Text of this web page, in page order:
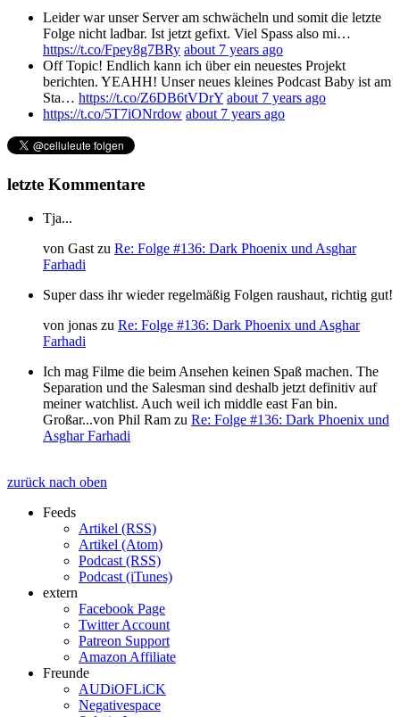
Leider war unser Server am schwächeln und somit die letzte
Folge nicht ladbar. Ist jetzt gefixt. Viel Spass also mi…
https://t.co/Fpey8g7BRy about 7 years ago
Off Topic! Endlich kann ich über ein neuestes Projekt
berichten. YEAHH! Unser neues kleines Podcast Baby ist am
Sta… https://t.co/Z6DB6tVDrY about 7 years ago
https://t.co/5T7iONrdow about 7 years ago
letzte Kommentare
Tja...
von Gast zu Re: Folge #136: Dark Phoenix und Asghar
Farhadi
Super dass ihr wieder regelmäßig Folgen raushaut, richtig gut!
von jonas zu Re: Folge #136: Dark Phoenix und Asghar
Farhadi
Ich mag Filme die beim Ansehen keinen Spaß machen. The
Separation und the Salesman sind deshalb jetzt definitiv auf
meiner watchlist. Auch weil ich middle east Fan bin.
Großar...von Phil Ram zu Re: Folge #136: Dark Phoenix und
Asghar Farhadi
zurück nach oben
Feeds
Artikel (RSS)
Artikel (Atom)
Podcast (RSS)
Podcast (iTunes)
extern
Facebook Page
Twitter Account
Patreon Support
Amazon Affiliate
Freunde
AUDiOFLiCK
Negativespace